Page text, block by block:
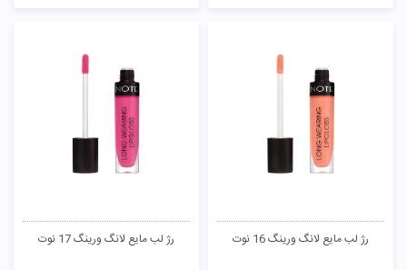
رژ لب مایع لانگ ورینگ 16 نوت رژ لب مایع لانگ ورینگ 17 نوت